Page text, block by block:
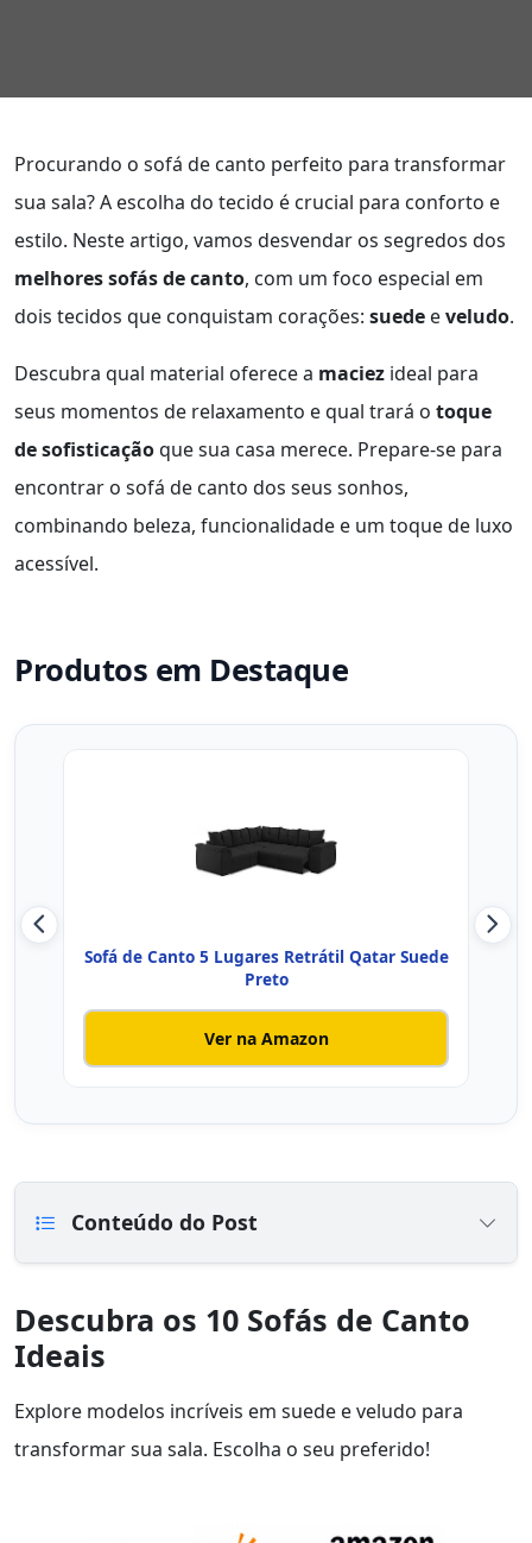
Procurando o sofá de canto perfeito para transformar
sua sala? A escolha do tecido é crucial para conforto e
estilo. Neste artigo, vamos desvendar os segredos dos
melhores sofás de canto, com um foco especial em
dois tecidos que conquistam corações: suede eveludo.
Descubra qual material oferece a maciez ideal para
seus momentos de relaxamento e qual trará o toque
de sofisticaçãoque sua casa merece. Prepare-se para
encontrar o sofá de canto dos seus sonhos,
combinando beleza, funcionalidade e um toque de luxo
acessível.
Produtos em Destaque
Sofá de Canto 5 Lugares Retrátil Qatar Suede
Preto
Ver na Amazon
Conteúdo do Post
Descubra os 10 Sofás de Canto
Ideais
Explore modelos incríveis em suede e veludo para
transformar sua sala. Escolha o seu preferido!